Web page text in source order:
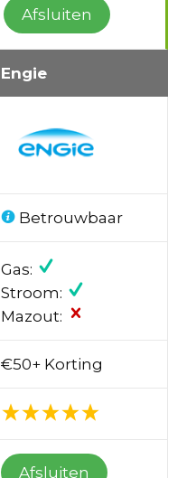
Afsluiten
Engie
Betrouwbaar
Gas:
Stroom:
Mazout:
€50+ Korting
Afsluiten